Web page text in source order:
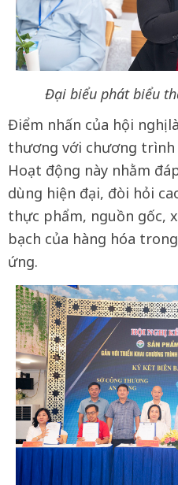
Đại biểu phát biểu
Điểm nhấn của hội nghị
thương với chương
Hoạt động này nhằm
dùng hiện đại, đòi hỏi
thực phẩm, nguồn gốc,
bạch của hàng hóa
ứng.